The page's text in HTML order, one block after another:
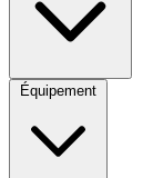
Équipement